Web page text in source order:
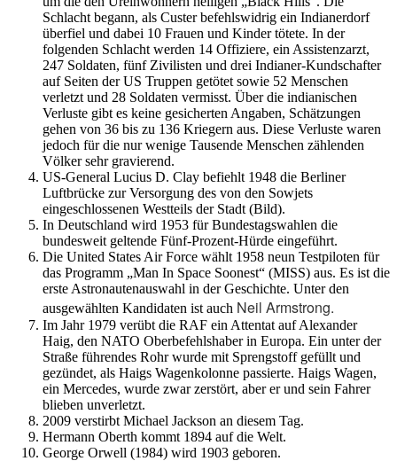
Schlacht begann, als Custer befehlswidrig ein Indianerdorf
überfiel und dabei 10 Frauen und Kinder tötete. In der
folgenden Schlacht werden 14 Offiziere, ein Assistenzarzt,
247 Soldaten, fünf Zivilisten und drei Indianer-Kundschafter
auf Seiten der US Truppen getötet sowie 52 Menschen
verletzt und 28 Soldaten vermisst. Über die indianischen
Verluste gibt es keine gesicherten Angaben, Schätzungen
gehen von 36 bis zu 136 Kriegern aus. Diese Verluste waren
jedoch für die nur wenige Tausende Menschen zählenden
Völker sehr gravierend.
US-General Lucius D. Clay befiehlt 1948 die Berliner
Luftbrücke zur Versorgung des von den Sowjets
eingeschlossenen Westteils der Stadt (Bild).
In Deutschland wird 1953 für Bundestagswahlen die
bundesweit geltende Fünf-Prozent-Hürde eingeführt.
Die United States Air Force wählt 1958 neun Testpiloten für
das Programm „Man In Space Soonest“ (MISS) aus. Es ist die
erste Astronautenauswahl in der Geschichte. Unter den
ausgewählten Kandidaten ist auch Neil Armstrong.
Im Jahr 1979 verübt die RAF ein Attentat auf Alexander
Haig, den NATO Oberbefehlshaber in Europa. Ein unter der
Straße führendes Rohr wurde mit Sprengstoff gefüllt und
gezündet, als Haigs Wagenkolonne passierte. Haigs Wagen,
ein Mercedes, wurde zwar zerstört, aber er und sein Fahrer
blieben unverletzt.
2009 verstirbt Michael Jackson an diesem Tag.
Hermann Oberth kommt 1894 auf die Welt.
George Orwell (1984) wird 1903 geboren.